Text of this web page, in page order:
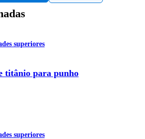
superiores
titânio para punho
superiores